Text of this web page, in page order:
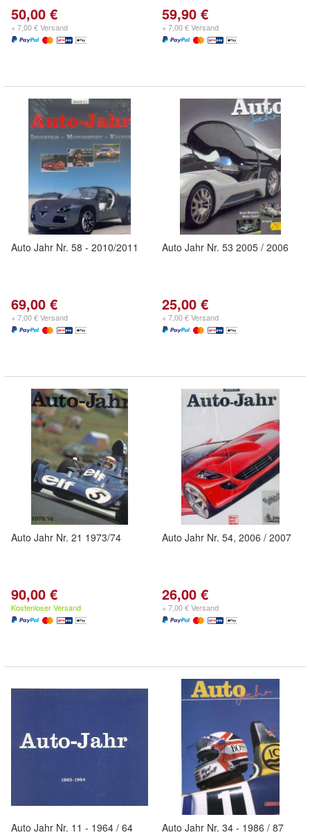
50,00 €
+ 7,00 € Versand
59,90 €
+ 7,00 € Versand
Auto Jahr Nr. 58 - 2010/2011
69,00 €
+ 7,00 € Versand
Auto Jahr Nr. 53 2005 / 2006
25,00 €
+ 7,00 € Versand
Auto Jahr Nr. 21 1973/74
90,00 €
Kostenloser Versand
Auto Jahr Nr. 54, 2006 / 2007
26,00 €
+ 7,00 € Versand
Auto Jahr Nr. 11 - 1964 / 64 Auto Jahr Nr. 34 - 1986 / 87